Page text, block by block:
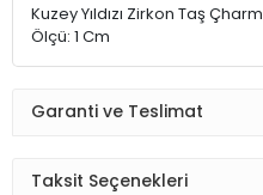
Kuzey Yıldızı Zirkon Taş Çharm
Ölçü: 1 Cm
Garanti ve Teslimat
Taksit Seçenekleri